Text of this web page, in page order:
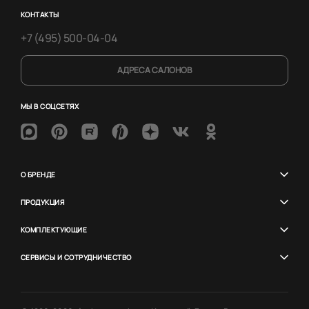
КОНТАКТЫ
+7 (495) 500-04-04
АДРЕСА САЛОНОВ
МЫ В СОЦСЕТЯХ
О БРЕНДЕ
ПРОДУКЦИЯ
КОМПЛЕКТУЮЩИЕ
СЕРВИСЫ И СОТРУДНИЧЕСТВО